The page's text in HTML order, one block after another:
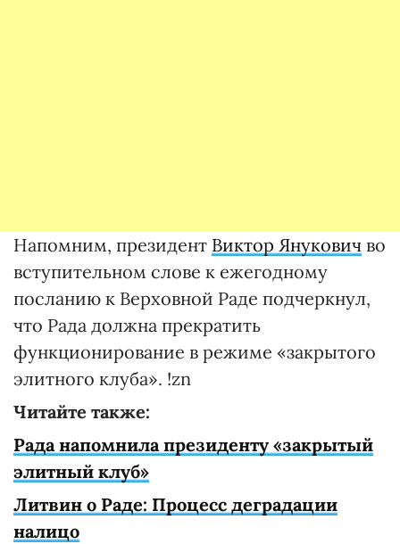
Напомним, президент Виктор Янукович во
вступительном слове к ежегодному
посланию к Верховной Раде подчеркнул,
что Рада должна прекратить
функционирование в режиме «закрытого
элитного клуба». !zn
Читайте также:
Рада напомнила президенту «закрытый
элитный клуб»
Литвин о Раде: Процесс деградации
налицо